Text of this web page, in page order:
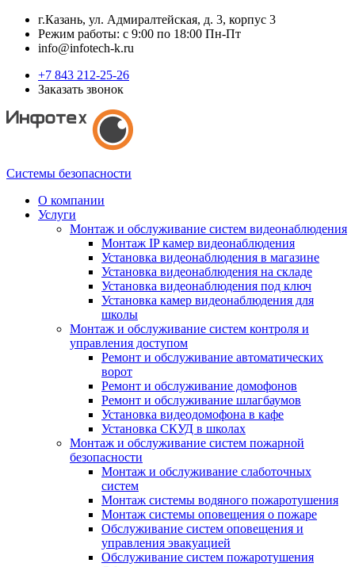
г.Казань, ул. Адмиралтейская, д. 3, корпус 3
Режим работы: с 9:00 по 18:00 Пн-Пт
info@infotech-k.ru
+7 843 212-25-26
Заказать звонок
Системы безопасности
О компании
Услуги
Монтаж и обслуживание систем видеонаблюдения
Монтаж IP камер видеонаблюдения
Установка видеонаблюдения в магазине
Установка видеонаблюдения на складе
Установка видеонаблюдения под ключ
Установка камер видеонаблюдения для
школы
Монтаж и обслуживание систем контроля и
управления доступом
Ремонт и обслуживание автоматических
ворот
Ремонт и обслуживание домофонов
Ремонт и обслуживание шлагбаумов
Установка видеодомофона в кафе
Установка СКУД в школах
Монтаж и обслуживание систем пожарной
безопасности
Монтаж и обслуживание слаботочных
систем
Монтаж системы водяного пожаротушения
Монтаж системы оповещения о пожаре
Обслуживание систем оповещения и
управления эвакуацией
Обслуживание систем пожаротушения